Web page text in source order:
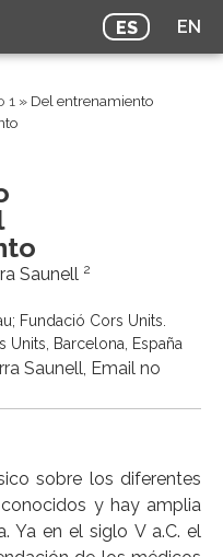
ES EN
1 » Del entrenamiento
Saunell 2
Fundació Cors Units.
Units, Barcelona, España
Saunell, Email no
sobre los diferentes
y hay amplia
Ya en el siglo V a.C. el